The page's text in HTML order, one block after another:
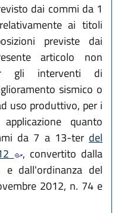
dai commi da 1
ai titoli
previste dai
articolo non
gli interventi di
sismico o
uso produttivo, per i
quanto
da 7 a 13-ter del
, convertito dalla
e dall'ordinanza del
2012, n. 74 e